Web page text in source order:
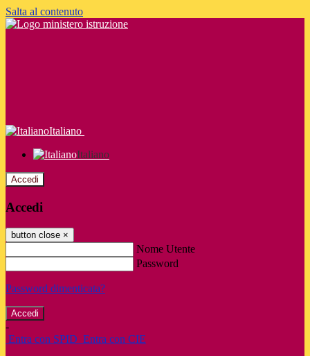
Salta al contenuto
Italiano
Italiano
Accedi
Accedi
button close ×
Nome Utente
Password
Password dimenticata?
-
Entra con SPID Entra con CIE